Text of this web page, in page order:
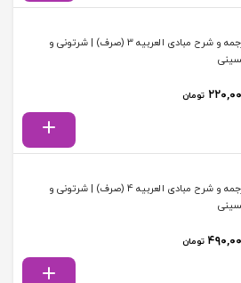
ترجمه و شرح مبادی العربیه 3 (صرف) | شرتونی و
تومان
ترجمه و شرح مبادی العربیه 4 (صرف) | شرتونی و
تومان